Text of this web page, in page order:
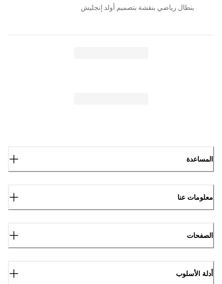
بنطال رياضي بنقشة بتصميم أولد إنجليش
المساعدة
معلومات عنا
الصفحات
أدلة الأسلوب